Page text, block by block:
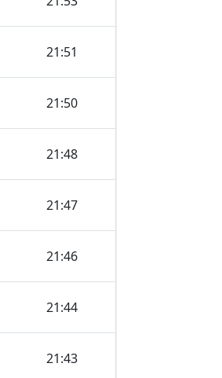
21:51
21:50
21:48
21:47
21:46
21:44
21:43